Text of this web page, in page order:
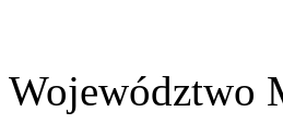
Województwo